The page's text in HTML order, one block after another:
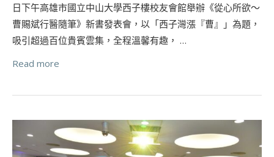
日下午高雄市國立中山大學西子樓校友會館舉辦《從心所欲～
曹賜斌行醫隨筆》新書發表會，以「西子灣漲『曹』」為題，
吸引超過百位貴賓雲集，全程溫馨有趣， …
Read more